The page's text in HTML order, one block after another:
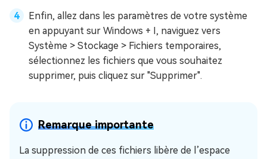
Enfin, allez dans les paramètres de votre système
en appuyant sur Windows + I, naviguez vers
Système > Stockage > Fichiers temporaires,
sélectionnez les fichiers que vous souhaitez
supprimer, puis cliquez sur "Supprimer".
Remarque importante
La suppression de ces fichiers libère de l’espace